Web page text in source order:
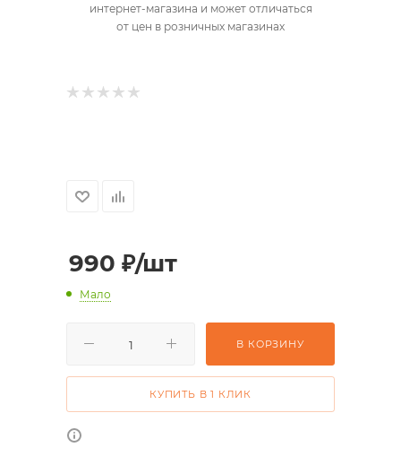
интернет-магазина и может отличаться
от цен в розничных магазинах
990 ₽/шт
Мало
В КОРЗИНУ
КУПИТЬ В 1 КЛИК